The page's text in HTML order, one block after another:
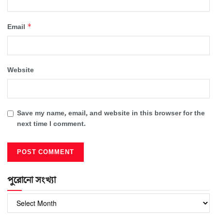
Email *
Website
Save my name, email, and website in this browser for the
next time I comment.
পুরোনো সংখ্যা
পুরোনো
সংখ্যা